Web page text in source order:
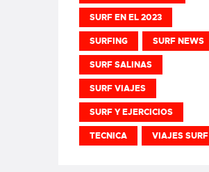
SURF EN EL 2023
SURFING SURF NEWS
SURF SALINAS
SURF VIAJES
SURF Y EJERCICIOS
TECNICA VIAJES SURF